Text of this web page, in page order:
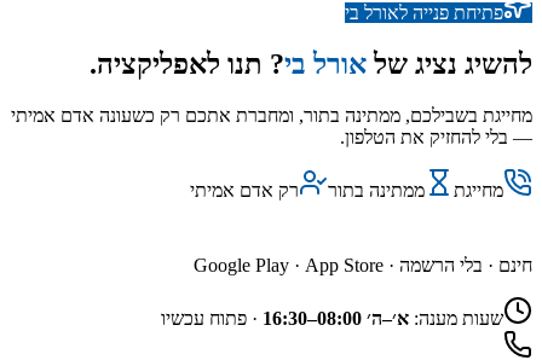
פתיחת פנייה לאורל בי
להשיג נציג שלאורל בי? תנו לאפליקציה.
מחייגת בשבילכם, ממתינה בתור, ומחברת אתכם רק כשעונה אדם אמיתי
— בלי להחזיק את הטלפון.
מחייגת ממתינה בתור
רק אדם אמיתי
חינם · בלי הרשמה · App Store
·
Google Play
שעות מענה: א׳–ה׳ 08:00–16:30 · פתוח עכשיו